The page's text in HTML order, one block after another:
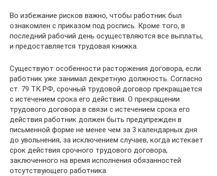
Во избежание рисков важно, чтобы работник был
ознакомлен с приказом под роспись. Кроме того, в
последний рабочий день осуществляются все выплаты,
и предоставляется трудовая книжка.
Существуют особенности расторжения договора, если
работник уже занимал декретную должность. Согласно
ст. 79 ТК РФ, срочный трудовой договор прекращается
с истечением срока его действия. О прекращении
трудового договора в связи с истечением срока его
действия работник должен быть предупрежден в
письменной форме не менее чем за 3 календарных дня
до увольнения, за исключением случаев, когда истекает
срок действия срочного трудового договора,
заключенного на время исполнения обязанностей
отсутствующего работника.